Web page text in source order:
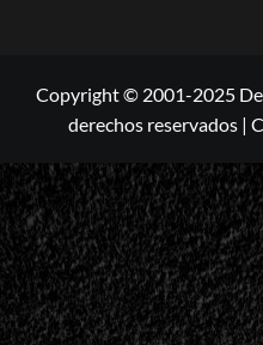
Copyright © 2001-2025
derechos reservados |